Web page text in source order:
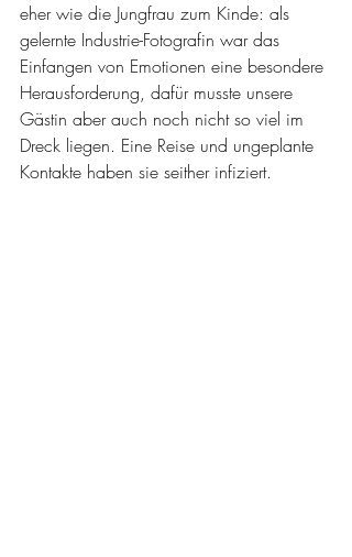
eher wie die Jungfrau zum Kinde: als
gelernte Industrie-Fotografin war das
Einfangen von Emotionen eine besondere
Herausforderung, dafür musste unsere
Gästin aber auch noch nicht so viel im
Dreck liegen. Eine Reise und ungeplante
Kontakte haben sie seither infiziert.